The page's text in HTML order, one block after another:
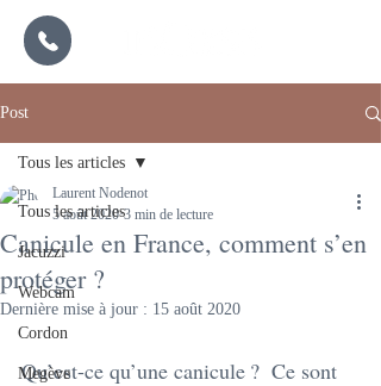
Post
Tous les articles
Jacuzzi
Webcam
Cordon
Megève
Tous les articles
Canicule en France, comment s’en
protéger ?
Laurent Nodenot
5 août 2020 3 min de lecture
Dernière mise à jour : 15 août 2020
Qu’est-ce qu’une canicule ?  Ce sont